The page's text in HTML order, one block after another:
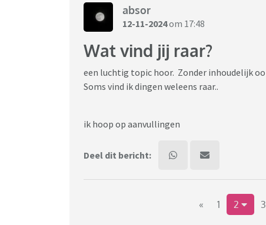
absor
12-11-2024om 17:48
Wat vind jij raar?
een luchtig topic hoor. Zonder inhoudelijk
Soms vind ik dingen weleens raar..
ik hoop op aanvullingen
Deel dit bericht:
« 1 2 3